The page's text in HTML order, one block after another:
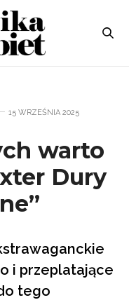
15 WRZEŚNIA 2025
warto
Dury
i przeplatające
tego